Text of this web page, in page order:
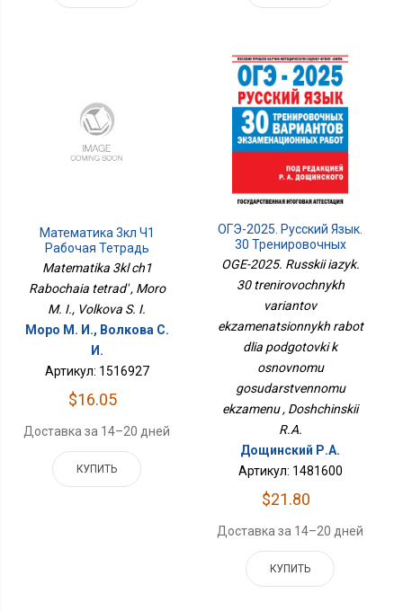
Математика 3кл Ч1
Рабочая Тетрадь
Matematika 3kl ch1
Rabochaia tetrad' , Moro
M. I., Volkova S. I.
Моро М. И., Волкова С.
И.
Артикул: 1516927
$16.05
Доставка за 14–20 дней
КУПИТЬ
ОГЭ-2025. Русский Язык.
30 Тренировочных
Вариантов
Экзаменационных
Работ Для Подготовки К
Основному
Государственному
Экзамену
OGE-2025. Russkii iazyk.
30 trenirovochnykh
variantov
ekzamenatsionnykh rabot
dlia podgotovki k
osnovnomu
gosudarstvennomu
ekzamenu , Doshchinskii
R.A.
Дощинский Р.А.
Артикул: 1481600
$21.80
Доставка за 14–20 дней
КУПИТЬ